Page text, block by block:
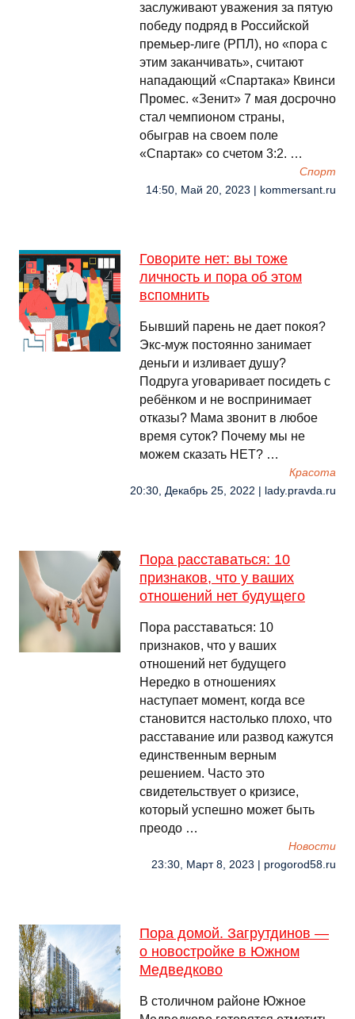
заслуживают уважения за пятую
победу подряд в Российской
премьер-лиге (РПЛ), но «пора с
этим заканчивать», считают
нападающий «Спартака» Квинси
Промес. «Зенит» 7 мая досрочно
стал чемпионом страны,
обыграв на своем поле
«Спартак» со счетом 3:2. …
Спорт
14:50, Май 20, 2023 | kommersant.ru
Говорите нет: вы тоже
личность и пора об этом
вспомнить
Бывший парень не дает покоя?
Экс-муж постоянно занимает
деньги и изливает душу?
Подруга уговаривает посидеть с
ребёнком и не воспринимает
отказы? Мама звонит в любое
время суток? Почему мы не
можем сказать НЕТ? …
Красота
20:30, Декабрь 25, 2022 | lady.pravda.ru
Пора расставаться: 10
признаков, что у ваших
отношений нет будущего
Пора расставаться: 10
признаков, что у ваших
отношений нет будущего
Нередко в отношениях
наступает момент, когда все
становится настолько плохо, что
расставание или развод кажутся
единственным верным
решением. Часто это
свидетельствует о кризисе,
который успешно может быть
преодо …
Новости
23:30, Март 8, 2023 | progorod58.ru
Пора домой. Загрутдинов —
о новостройке в Южном
Медведково
В столичном районе Южное